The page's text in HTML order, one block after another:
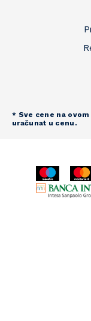
* Sve cene na
uračunat u cenu.